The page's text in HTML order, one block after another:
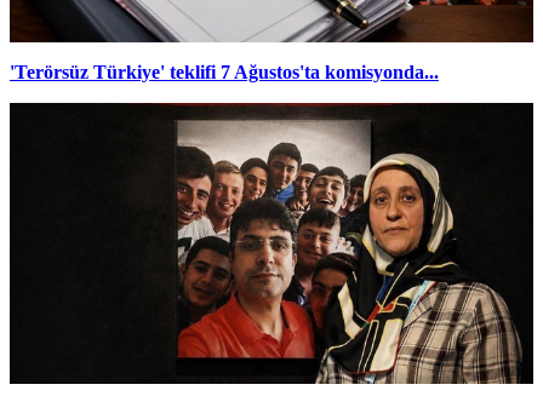
'Terörsüz Türkiye' teklifi 7 Ağustos'ta komisyonda...